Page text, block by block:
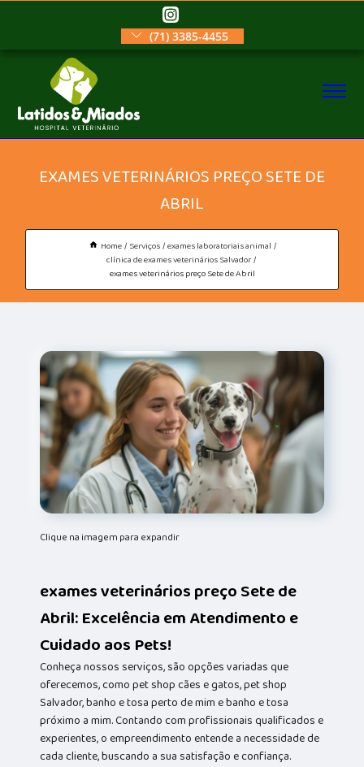
(71) 3385-4455
EXAMES VETERINÁRIOS PREÇO SETE DE
ABRIL
Home Serviços exames laboratoriais animal
clínica de exames veterinários Salvador
exames veterinários preço Sete de Abril
Clique na imagem para expandir
exames veterinários preço Sete de
Abril: Excelência em Atendimento e
Cuidado aos Pets!
Conheça nossos serviços, são opções variadas que
oferecemos, como pet shop cães e gatos, pet shop
Salvador, banho e tosa perto de mim e banho e tosa
próximo a mim. Contando com profissionais qualificados e
experientes, o empreendimento entende a necessidade de
cada cliente, buscando a sua satisfação e confiança.